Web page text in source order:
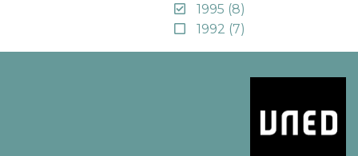
1995 (8)
1992 (7)